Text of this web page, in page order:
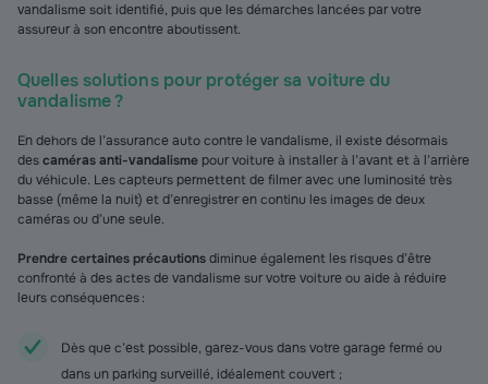
vandalisme soit identifié, puis que les démarches lancées par votre
assureur à son encontre aboutissent.
Quelles solutions pour protéger sa voiture du
vandalisme ?
En dehors de l’assurance auto contre le vandalisme, il existe désormais
descaméras anti-vandalisme pour voiture à installer à l’avant et à l’arrière
du véhicule. Les capteurs permettent de filmer avec une luminosité très
basse (même la nuit) et d’enregistrer en continu les images de deux
caméras ou d’une seule.
Prendre certaines précautionsdiminue également les risques d’être
confronté à des actes de vandalisme sur votre voiture ou aide à réduire
leurs conséquences :
Dès que c’est possible, garez-vous dans votre garage fermé ou
dans un parking surveillé, idéalement couvert ;